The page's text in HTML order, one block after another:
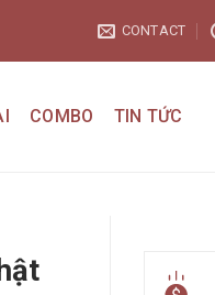
CONTACT
COMBO TIN TỨC